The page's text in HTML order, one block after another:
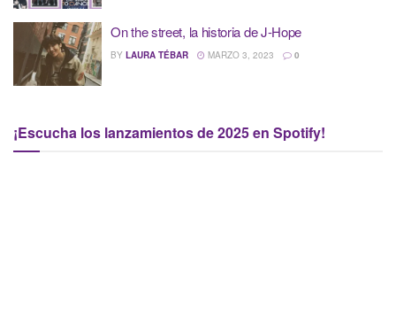
On the street, la historia de J-Hope
BY LAURA TÉBAR MARZO 3, 2023 0
¡Escucha los lanzamientos de 2025 en Spotify!